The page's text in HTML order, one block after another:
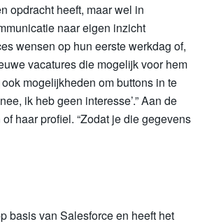
opdracht heeft, maar wel in
naar eigen inzicht
wensen op hun eerste werkdag of,
vacatures die mogelijk voor hem
mogelijkheden om buttons in te
ik heb geen interesse’.” Aan de
haar profiel. “Zodat je die gegevens
basis van Salesforce en heeft het